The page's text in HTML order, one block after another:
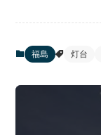
福島 灯台